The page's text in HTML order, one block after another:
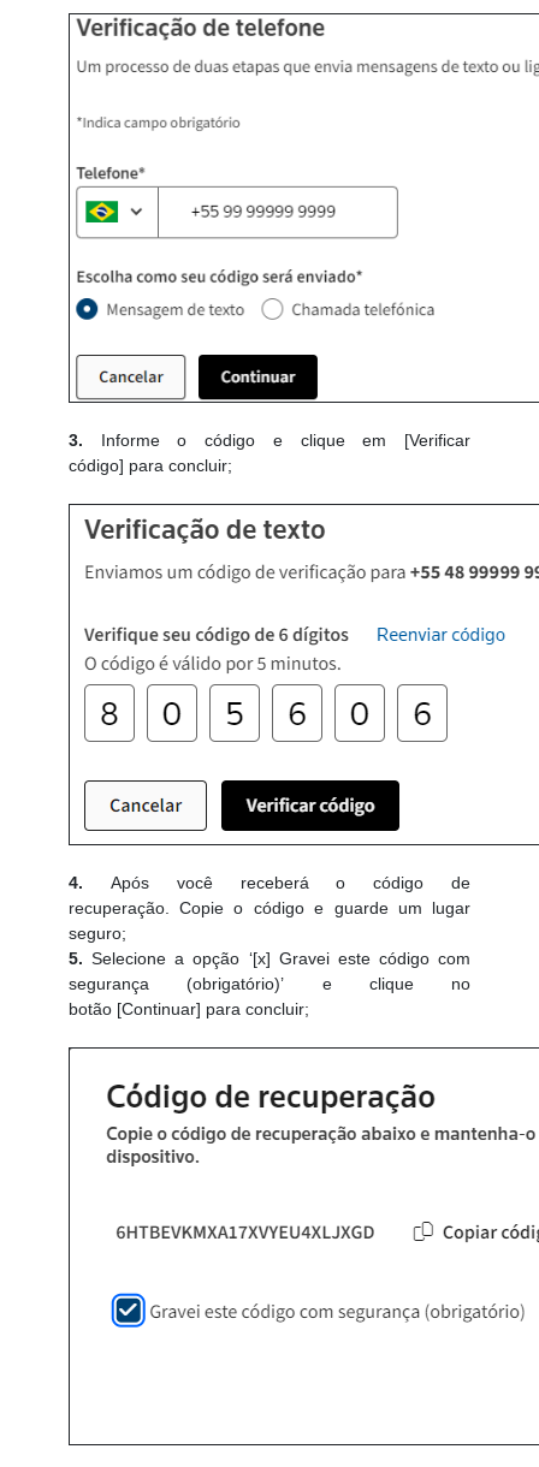
3. Informe o código e clique em [Verificar
código] para concluir;
4. Após você receberá o código de
recuperação. Copie o código e guarde um lugar
seguro;
5. Selecione a opção ‘[x] Gravei este código com
segurança (obrigatório)’ e clique no
botão [Continuar] para concluir;